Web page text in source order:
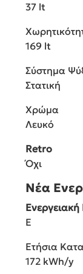
37 lt
169 lt
Σύστημα
Στατική
Χρώμα
Λευκό
Retro
Όχι
Νέα
E
Ετήσια
172 kWh/y